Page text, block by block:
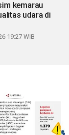
kemarau
udara di
19:27 WIB